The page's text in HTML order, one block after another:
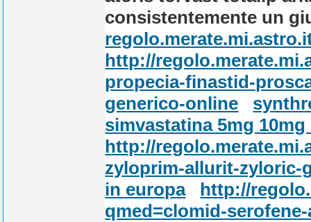
consistentemente un
http://
propecia-finastid-
generico-online
simvastatina 5mg 10mg
http://
zyloprim-allurit-zyloric-
in europa
http://
qmed=clomid-